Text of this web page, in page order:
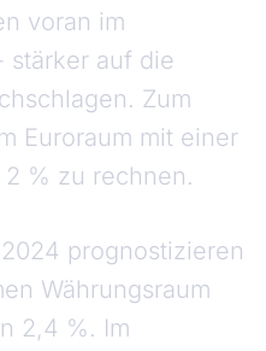
voran im
stärker auf die
Zum
Euroraum mit einer
% zu rechnen.
prognostizieren
Währungsraum
2,4 %. Im